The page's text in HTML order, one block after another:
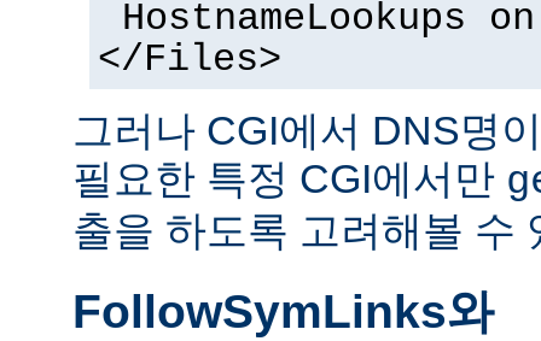
HostnameLookups on
</Files>
그러나 CGI에서 DNS명
필요한 특정 CGI에서만
출을 하도록 고려해볼 수
FollowSymLinks와